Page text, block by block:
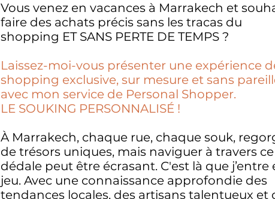
Vous venez en vacances à Marrakech et
faire des achats précis sans les tracas du
shopping ET SANS PERTE DE TEMPS ?
Laissez-moi-vous présenter une expérience
shopping exclusive, sur mesure et sans
avec mon service de Personal Shopper.
LE SOUKING PERSONNALISÉ !
À Marrakech, chaque rue, chaque souk,
de trésors uniques, mais naviguer à travers ce
dédale peut être écrasant. C'est là que j’entre
jeu. Avec une connaissance approfondie des
tendances locales, des artisans talentueux et